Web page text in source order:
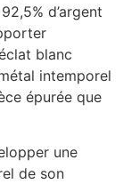
d’argent
blanc
intemporel
épurée que
une
de son